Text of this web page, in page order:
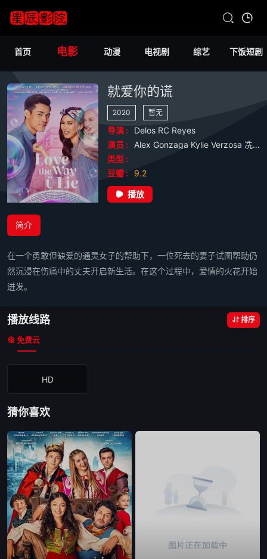
首页 电影 动漫 电视剧 综艺 下饭短剧
就爱你的谎
2020 暂无
导演 : Delos RC Reyes
演员 :
Alex Gonzaga Kylie Verzosa 冼立呒
类型 :
豆瓣 :
9.2
播放
简介
在一个勇敢但缺爱的通灵女子的帮助下，一位死去的妻子试图帮助仍
然沉浸在伤痛中的丈夫开启新生活。在这个过程中，爱情的火花开始
迸发。
播放线路 排序
免费云
HD
猜你喜欢